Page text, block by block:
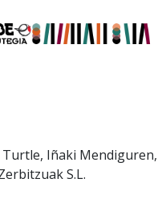
-
Turtle, Iñaki Mendiguren,
S.L.